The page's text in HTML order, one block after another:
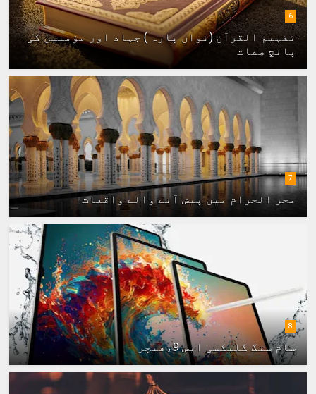
6
تفہیم القرآن (نواں پارہ ) جہاد اور مؤمنین کی
پانچ صفات
7
محر الحرام میں پیش آنے والے واقعات
8
سام سنگ گلیکسی ایس 9،فیچر